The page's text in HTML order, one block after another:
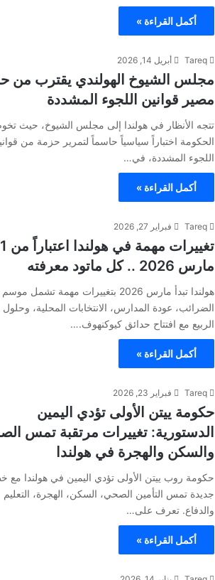
أكمل القراءة »
Tareq أبريل 14, 2026
مجلس الشيوخ الهولندي يقترب من
مصير قوانين اللجوء المشددة
تتجه الأنظار في هولندا إلى مجلس الشيوخ، حيث
الحكومة اختباراً سياسياً حاسماً لتمرير حزمة من
اللجوء المشددة، في…
أكمل القراءة »
Tareq فبراير 27, 2026
تغييرات مهمة في هولندا اعتباراً من 1
مارس 2026 .. كل ماتود معرفته
هولندا تبدأ مارس 2026 بتغييرات مهمة تشمل موسم
الضرائب، عودة المدارس، الانتخابات المحلية،
الربيع مع افتتاح حدائق كيوكنهوف.…
أكمل القراءة »
Tareq فبراير 23, 2026
حكومة ييتن الأولى تؤدي اليمين
الدستورية: تغييرات مرتقبة تمس
والسكن والهجرة في هولندا
حكومة روب ييتن الأولى تؤدي اليمين في هولندا مع
جديدة تمس التأمين الصحي، السكن، الهجرة، التعليم
والدفاع. تعرف على…
أكمل القراءة »